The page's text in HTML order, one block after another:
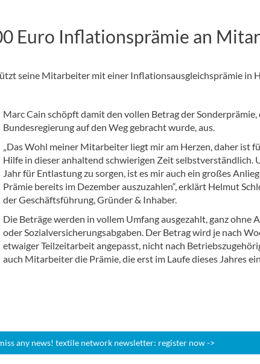
Euro Inflationsprämie an
seine Mitarbeiter mit einer Inflationsausgleichsprämie in
Marc Cain schöpft damit den vollen Betrag der Sonderprämie,
Bundesregierung auf den Weg gebracht wurde, aus.
„Das Wohl meiner Mitarbeiter liegt mir am Herzen, daher ist
Hilfe in dieser anhaltend schwierigen Zeit selbstverständlich.
Jahr für Entlastung zu sorgen, ist es mir auch ein großes
Prämie bereits im Dezember auszuzahlen“, erklärt Helmut
der Geschäftsführung, Gründer & Inhaber.
Die Beträge werden in vollem Umfang ausgezahlt, ganz ohne
oder Sozialversicherungsabgaben. Der Betrag wird je nach
etwaiger Teilzeitarbeit angepasst, nicht nach
auch Mitarbeiter die Prämie, die erst im Laufe dieses Jahres
any news! textile network newsletter: register now ->